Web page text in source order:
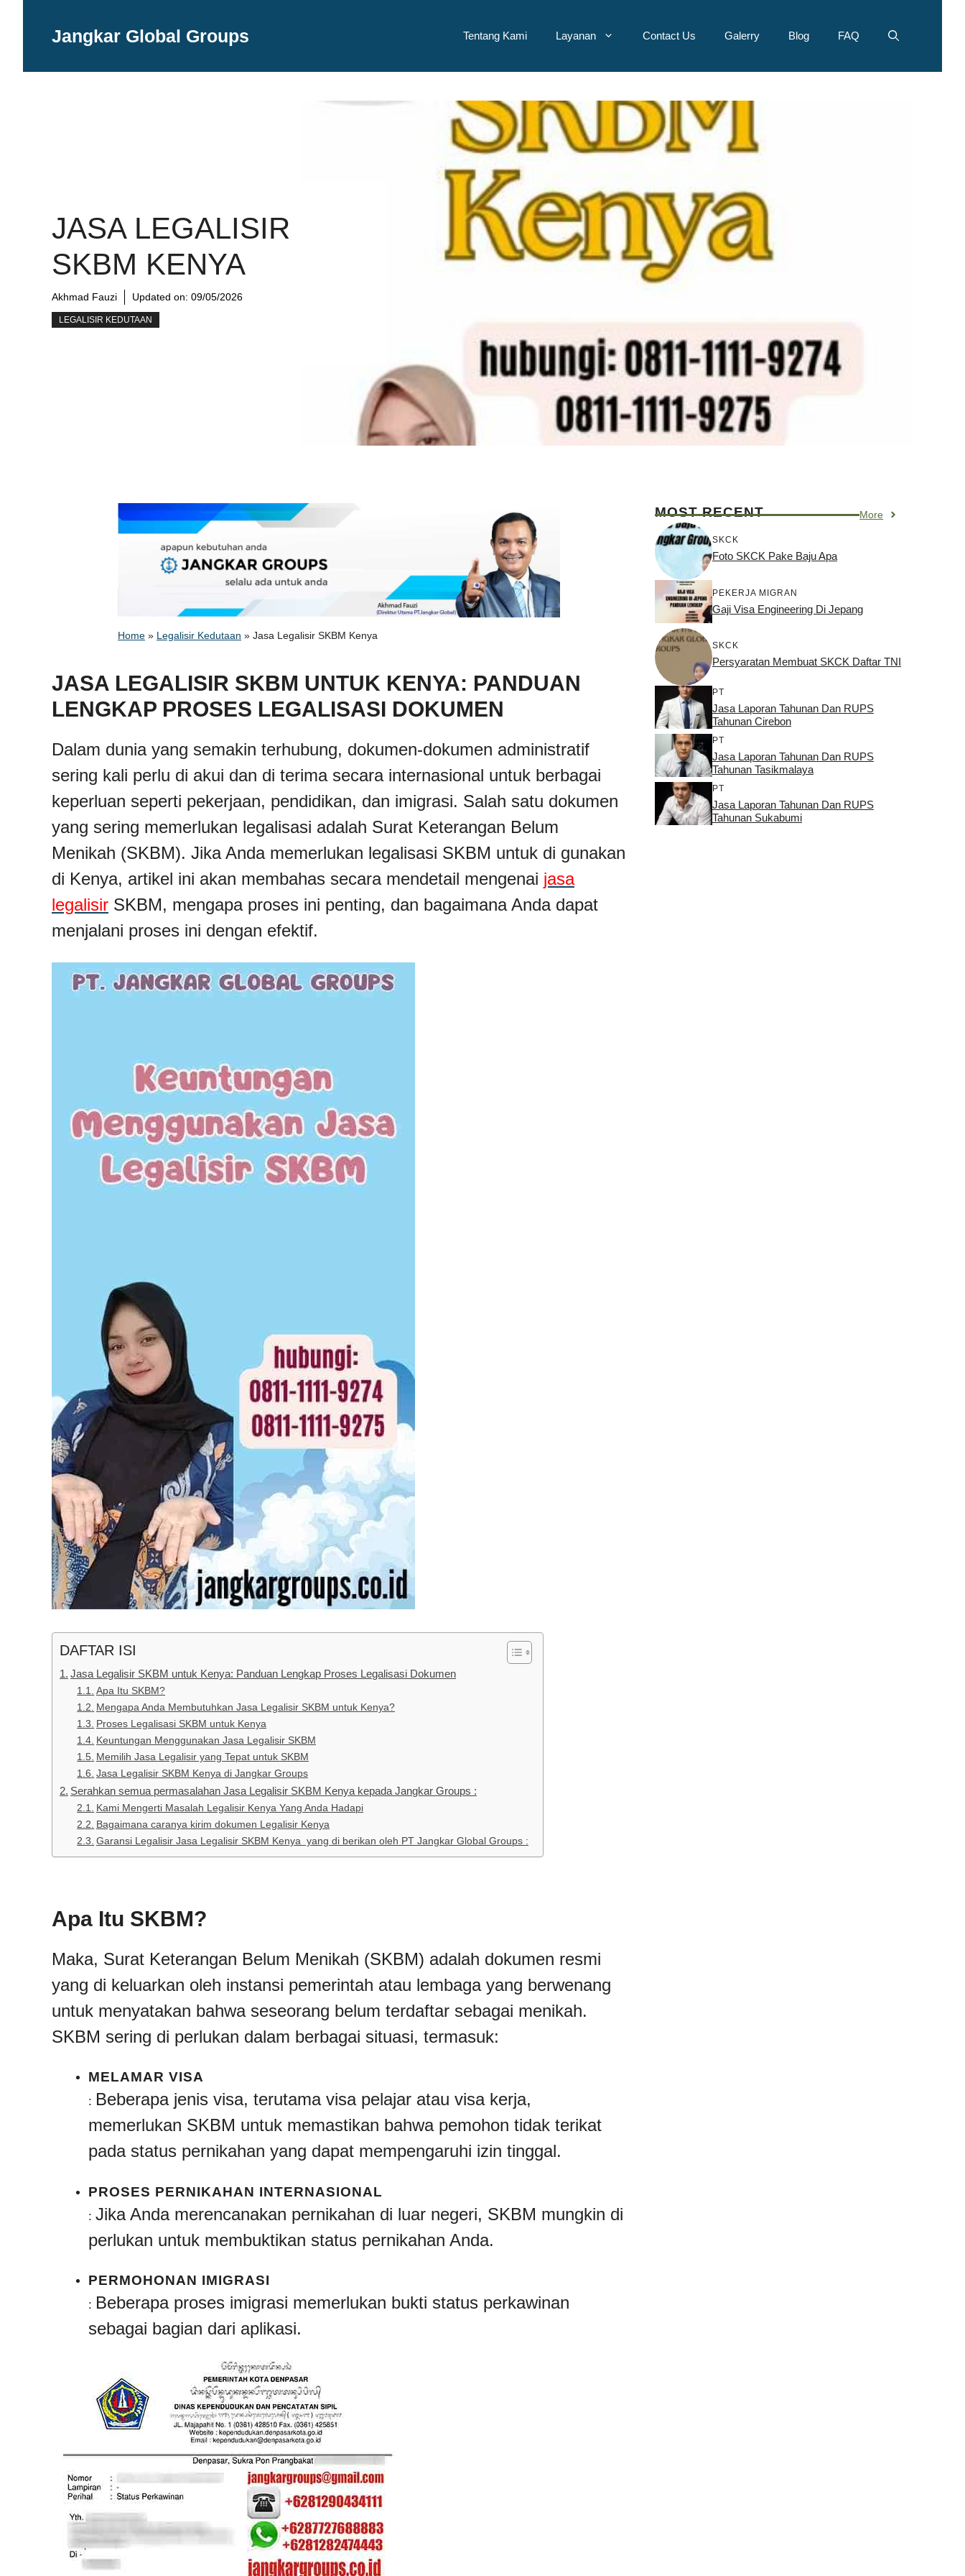
Jangkar Global Groups Tentang Kami Layanan Contact Us Galerry Blog FAQ
JASA LEGALISIR
SKBM KENYA
Akhmad Fauzi Updated on: 09/05/2026
LEGALISIR KEDUTAAN
Home » Legalisir Kedutaan » Jasa Legalisir SKBM Kenya
JASA LEGALISIR SKBM UNTUK KENYA: PANDUAN
LENGKAP PROSES LEGALISASI DOKUMEN
Dalam dunia yang semakin terhubung, dokumen-dokumen administratif
sering kali perlu di akui dan di terima secara internasional untuk berbagai
keperluan seperti pekerjaan, pendidikan, dan imigrasi. Salah satu dokumen
yang sering memerlukan legalisasi adalah Surat Keterangan Belum
Menikah (SKBM). Jika Anda memerlukan legalisasi SKBM untuk di gunakan
di Kenya, artikel ini akan membahas secara mendetail mengenai jasa
legalisir SKBM, mengapa proses ini penting, dan bagaimana Anda dapat
menjalani proses ini dengan efektif.
DAFTAR ISI
Jasa Legalisir SKBM untuk Kenya: Panduan Lengkap Proses Legalisasi Dokumen
Apa Itu SKBM?
Mengapa Anda Membutuhkan Jasa Legalisir SKBM untuk Kenya?
Proses Legalisasi SKBM untuk Kenya
Keuntungan Menggunakan Jasa Legalisir SKBM
Memilih Jasa Legalisir yang Tepat untuk SKBM
Jasa Legalisir SKBM Kenya di Jangkar Groups
Serahkan semua permasalahan Jasa Legalisir SKBM Kenya kepada Jangkar Groups :
Kami Mengerti Masalah Legalisir Kenya Yang Anda Hadapi
Bagaimana caranya kirim dokumen Legalisir Kenya
Garansi Legalisir Jasa Legalisir SKBM Kenya yang di berikan oleh PT Jangkar Global Groups :
Apa Itu SKBM?
Maka, Surat Keterangan Belum Menikah (SKBM) adalah dokumen resmi
yang di keluarkan oleh instansi pemerintah atau lembaga yang berwenang
untuk menyatakan bahwa seseorang belum terdaftar sebagai menikah.
SKBM sering di perlukan dalam berbagai situasi, termasuk:
MELAMAR VISA
: Beberapa jenis visa, terutama visa pelajar atau visa kerja,
memerlukan SKBM untuk memastikan bahwa pemohon tidak terikat
pada status pernikahan yang dapat mempengaruhi izin tinggal.
PROSES PERNIKAHAN INTERNASIONAL
: Jika Anda merencanakan pernikahan di luar negeri, SKBM mungkin di
perlukan untuk membuktikan status pernikahan Anda.
PERMOHONAN IMIGRASI
: Beberapa proses imigrasi memerlukan bukti status perkawinan
sebagai bagian dari aplikasi.
MOST RECENT More
SKCK
Foto SKCK Pake Baju Apa
PEKERJA MIGRAN
Gaji Visa Engineering Di Jepang
SKCK
Persyaratan Membuat SKCK Daftar TNI
PT
Jasa Laporan Tahunan Dan RUPS
Tahunan Cirebon
PT
Jasa Laporan Tahunan Dan RUPS
Tahunan Tasikmalaya
PT
Jasa Laporan Tahunan Dan RUPS
Tahunan Sukabumi